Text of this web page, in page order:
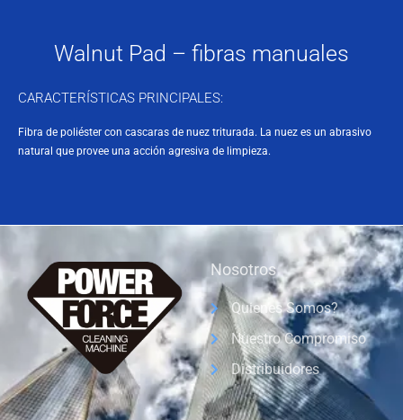
Walnut Pad – fibras manuales
CARACTERÍSTICAS PRINCIPALES:
Fibra de poliéster con cascaras de nuez triturada. La nuez es un abrasivo
natural que provee una acción agresiva de limpieza.
Nosotros
Quienes Somos?
Nuestro Compromiso
Distribuidores